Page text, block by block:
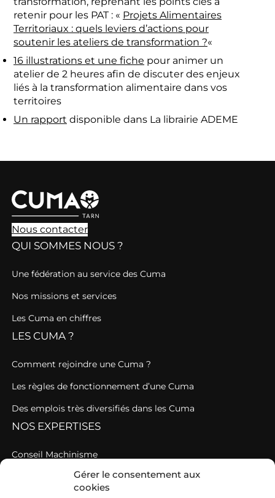
Gérer le consentement aux
cookies
retenir pour les PAT : « Projets Alimentaires
Territoriaux : quels leviers d’actions pour
soutenir les ateliers de transformation ?«
16 illustrations et une fiche pour animer un
atelier de 2 heures afin de discuter des enjeux
liés à la transformation alimentaire dans vos
territoires
Un rapport disponible dans La librairie ADEME
Nous contacter
QUI SOMMES NOUS ?
Une fédération au service des Cuma
Nos missions et services
Les Cuma en chiffres
LES CUMA ?
Comment rejoindre une Cuma ?
Les règles de fonctionnement d’une Cuma
Des emplois très diversifiés dans les Cuma
NOS EXPERTISES
Conseil Machinisme
Une AGC au service des Cuma en étroite relation avec
votre fédération de Cuma